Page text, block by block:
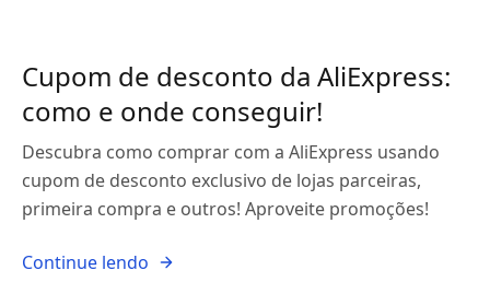
Cupom de desconto da AliExpress:
como e onde conseguir!
Descubra como comprar com a AliExpress usando
cupom de desconto exclusivo de lojas parceiras,
primeira compra e outros! Aproveite promoções!
Continue lendo